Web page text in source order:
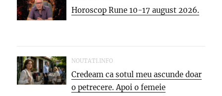
Horoscop Rune 10-17 august 2026.
NOUTATI.INFO
Credeam ca sotul meu ascunde doar
o petrecere. Apoi o femeie